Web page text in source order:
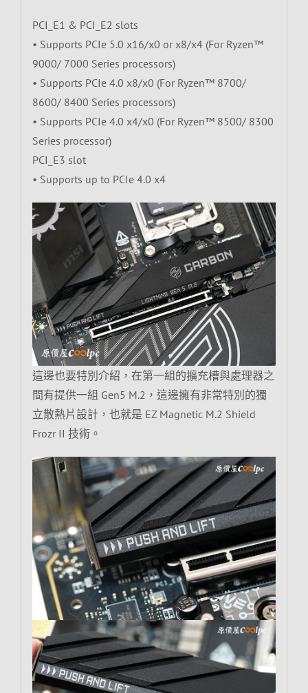
PCI_E1 & PCI_E2 slots
• Supports PCIe 5.0 x16/x0 or x8/x4 (For Ryzen™
9000/ 7000 Series processors)
• Supports PCIe 4.0 x8/x0 (For Ryzen™ 8700/
8600/ 8400 Series processors)
• Supports PCIe 4.0 x4/x0 (For Ryzen™ 8500/ 8300
Series processor)
PCI_E3 slot
• Supports up to PCIe 4.0 x4
這邊也要特別介紹，在第一組的擴充槽與處理器之
間有提供一組 Gen5 M.2，這邊擁有非常特別的獨
立散熱片設計，也就是 EZ Magnetic M.2 Shield
Frozr II 技術。